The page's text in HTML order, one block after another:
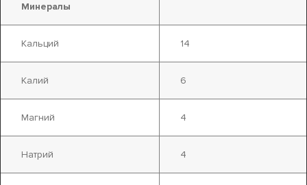
Минералы
Кальций 14
Калий 6
Магний 4
Натрий 4